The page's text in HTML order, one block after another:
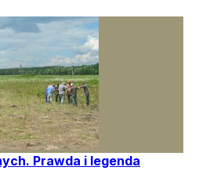
Prawda i legenda